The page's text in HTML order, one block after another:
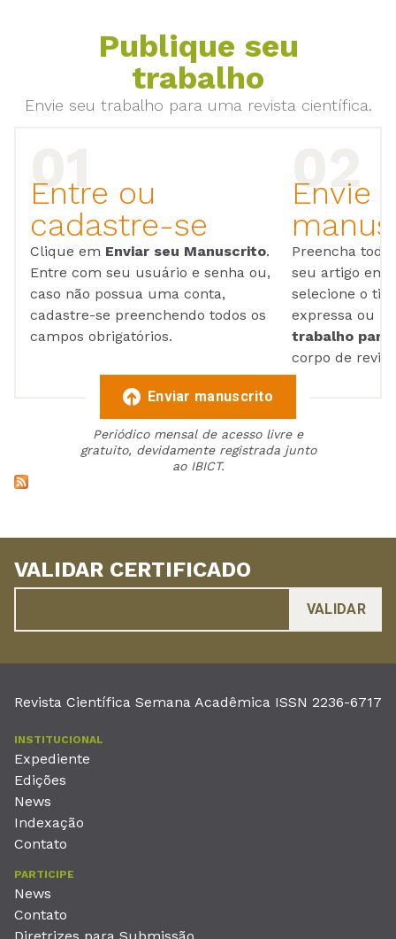
Publique seu
trabalho
Envie seu trabalho para uma revista científica.
Entre ou
cadastre-se
Clique em Enviar seu Manuscrito.
Entre com seu usuário e senha ou,
caso não possua uma conta,
cadastre-se preenchendo todos os
campos obrigatórios.
Envie
Preencha
seu artigo em
selecione o
expressa ou
trabalho para
corpo de
Enviar manuscrito
Periódico mensal de acesso livre e
gratuito, devidamente registrada junto
ao IBICT.
VALIDAR CERTIFICADO
Revista Científica Semana Acadêmica ISSN 2236-6717
INSTITUCIONAL
Expediente
Edições
News
Indexação
Contato
PARTICIPE
News
Contato